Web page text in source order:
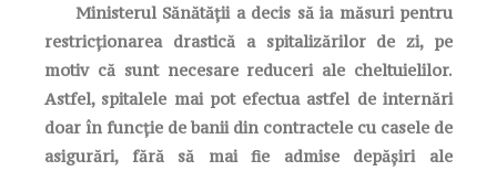
Ministerul Sănătății a decis să ia măsuri pentru
restricționarea drastică a spitalizărilor de zi, pe
motiv că sunt necesare reduceri ale cheltuielilor.
Astfel, spitalele mai pot efectua astfel de internări
doar în funcție de banii din contractele cu casele de
asigurări, fără să mai fie admise depășiri ale